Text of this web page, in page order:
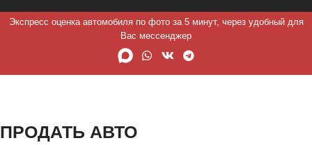
Экспресс оценка автомобиля по фото за 5 минут, через удобный для
Вас мессенджер
ПРОДАТЬ АВТО